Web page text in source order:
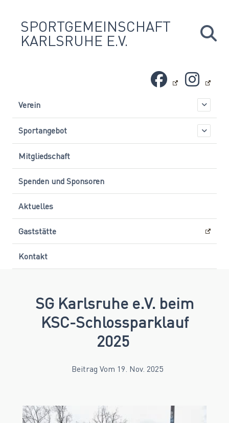
contentSPORTGEMEINSCHAFT
KARLSRUHE E.V.
Verein
Sportangebot
Mitgliedschaft
Spenden und Sponsoren
Aktuelles
Gaststätte
Kontakt
SG Karlsruhe e.V. beim
KSC-Schlossparklauf
2025
Beitrag Vom 19. Nov. 2025